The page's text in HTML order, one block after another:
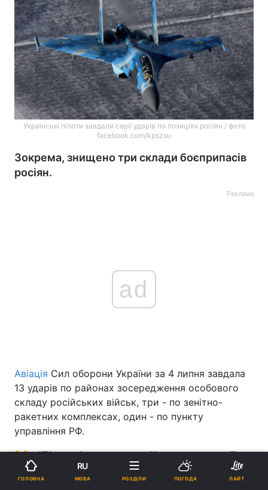
Українські пілоти завдали серії ударів по позиціях росіян / фото
facebook.com/kpszsu
Зокрема, знищено три склади боєприпасів
росіян.
Реклама
ad
Авіація Сил оборони України за 4 липня завдала
13 ударів по районах зосередження особового
складу російських військ, три - по зенітно-
ракетних комплексах, один - по пункту
управління РФ.
"Підрозділи ракетних військ та артилерії
протягом доби вразили район
зосередження живої сили, озброєння та
ГОЛОВНА
RU
МОВА РОЗДІЛИ ПОГОДА ЛАЙТ